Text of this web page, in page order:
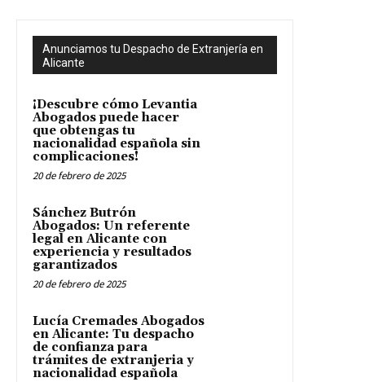
Anunciamos tu Despacho de Extranjería en
Alicante
¡Descubre cómo Levantia
Abogados puede hacer
que obtengas tu
nacionalidad española sin
complicaciones!
20 de febrero de 2025
Sánchez Butrón
Abogados: Un referente
legal en Alicante con
experiencia y resultados
garantizados
20 de febrero de 2025
Lucía Cremades Abogados
en Alicante: Tu despacho
de confianza para
trámites de extranjeria y
nacionalidad española